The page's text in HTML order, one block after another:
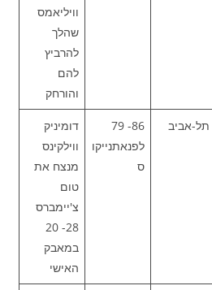
וויליאמס
שהלך
להרביץ
להם
והורחק
תל-אביב
86- 79
לפנאתנייקו
ס
דומיניק
ווילקינס
מנצח את
טום
צ'יימברס
28- 20
במאבק
האישי